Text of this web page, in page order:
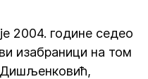
2004. године седео
изабраници на том